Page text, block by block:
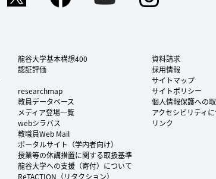
龍谷大学基本構想400
認証評価
researchmap
教員データベース
メディア登場一覧
webシラバス
教職員Web Mail
ポータルサイト（学内者向け）
授業等の休講措置に関する取扱基準
龍谷大学への支援（寄付）について
ReTACTION（リタクション）
資料請求
採用情報
サイトマップ
サイトポリシー
個人情報保護への
アクセシビリティ
リンク